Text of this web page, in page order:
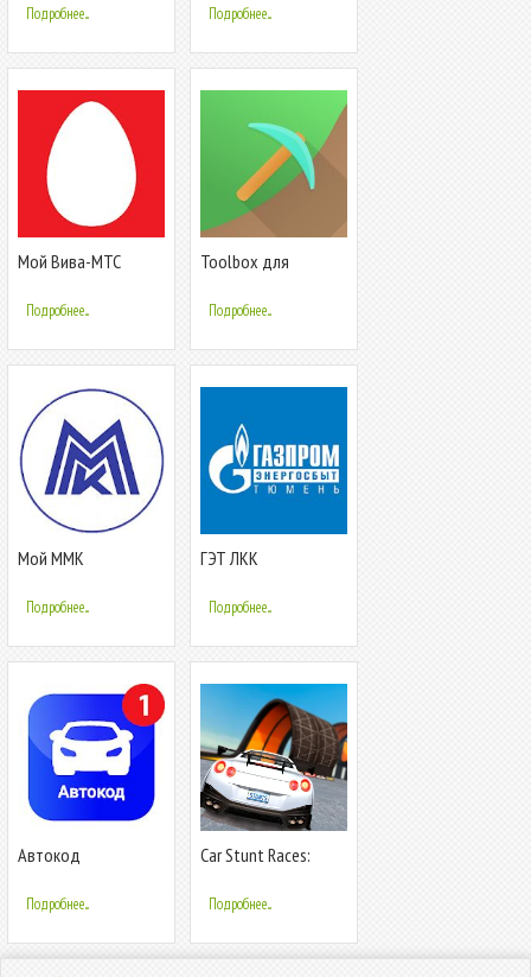
Подробнее... Подробнее...
Мой Вива-МТС
Подробнее...
Toolbox для
Подробнее...
Мой ММК
Подробнее...
ГЭТ ЛКК
Подробнее...
Автокод
Подробнее...
Car Stunt Races:
Подробнее...